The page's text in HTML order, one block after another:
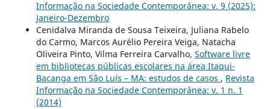
Informação na Sociedade Contemporânea: v. 9 (2025):
Janeiro-Dezembro
Cenidalva Miranda de Sousa Teixeira, Juliana Rabelo
do Carmo, Marcos Aurélio Pereira Veiga, Natacha
Oliveira Pinto, Vilma Ferreira Carvalho, Software livre
em bibliotecas públicas escolares na área Itaqui-
Bacanga em São Luís – MA: estudos de casos , Revista
Informação na Sociedade Contemporânea: v. 1 n. 1
(2014)